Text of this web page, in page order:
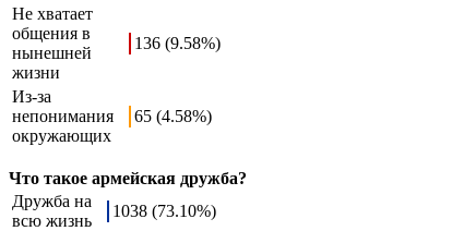
Не хватает
общения в
нынешней
жизни
136 (9.58%)
Из-за
непонимания
окружающих
65 (4.58%)
Что такое армейская дружба?
Дружба на
всю жизнь
1038 (73.10%)